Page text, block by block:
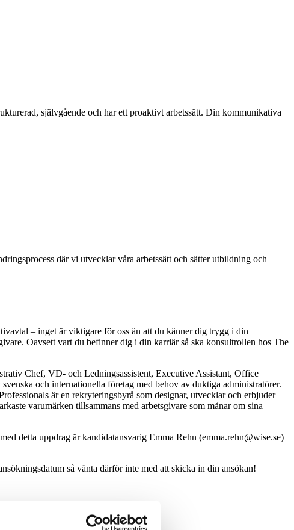
självgående och har ett proaktivt arbetssätt. Din kommunikativa
där vi utvecklar våra arbetssätt och sätter utbildning och
– inget är viktigare för oss än att du känner dig trygg i din
Oavsett vart du befinner dig i din karriär så ska konsultrollen hos The
Chef, VD- och Ledningsassistent, Executive Assistant, Office
och internationella företag med behov av duktiga administratörer.
är en rekryteringsbyrå som designar, utvecklar och erbjuder
varumärken tillsammans med arbetsgivare som månar om sina
detta uppdrag är kandidatansvarig Emma Rehn (emma.rehn@wise.se)
så vänta därför inte med att skicka in din ansökan!